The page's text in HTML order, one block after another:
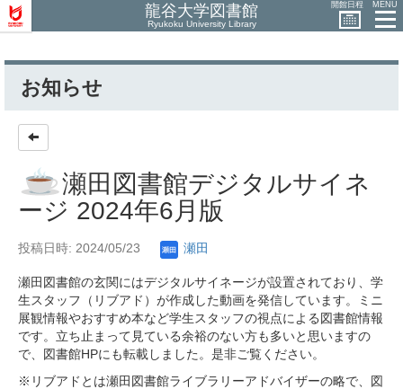
龍谷大学図書館
Ryukoku University Library
開館日程 MENU
お知らせ
瀬田図書館デジタルサイネ
ージ 2024年6月版
投稿日時: 2024/05/23 瀬田
瀬田図書館の玄関にはデジタルサイネージが設置されており、学
生スタッフ（リブアド）が作成した動画を発信しています。ミニ
展観情報やおすすめ本など学生スタッフの視点による図書館情報
です。立ち止まって見ている余裕のない方も多いと思いますの
で、図書館HPにも転載しました。是非ご覧ください。
※リブアドとは瀬田図書館ライブラリーアドバイザーの略で、図